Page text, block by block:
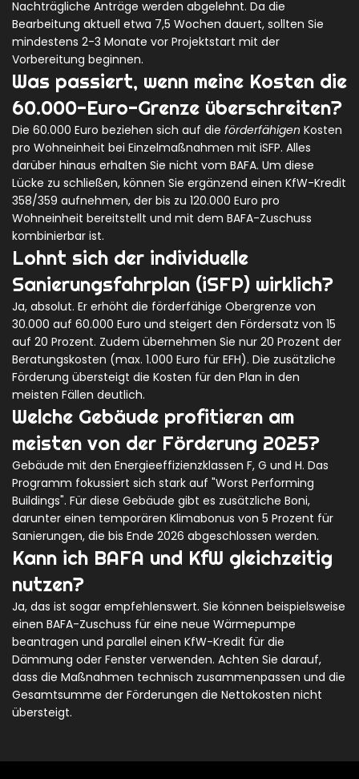
Nachträgliche Anträge werden abgelehnt. Da die
Bearbeitung aktuell etwa 7,5 Wochen dauert, sollten Sie
mindestens 2-3 Monate vor Projektstart mit der
Vorbereitung beginnen.
Was passiert, wenn meine Kosten die
60.000-Euro-Grenze überschreiten?
Die 60.000 Euro beziehen sich auf die förderfähigen Kosten
pro Wohneinheit bei Einzelmaßnahmen mit iSFP. Alles
darüber hinaus erhalten Sie nicht vom BAFA. Um diese
Lücke zu schließen, können Sie ergänzend einen KfW-Kredit
358/359 aufnehmen, der bis zu 120.000 Euro pro
Wohneinheit bereitstellt und mit dem BAFA-Zuschuss
kombinierbar ist.
Lohnt sich der individuelle
Sanierungsfahrplan (iSFP) wirklich?
Ja, absolut. Er erhöht die förderfähige Obergrenze von
30.000 auf 60.000 Euro und steigert den Fördersatz von 15
auf 20 Prozent. Zudem übernehmen Sie nur 20 Prozent der
Beratungskosten (max. 1.000 Euro für EFH). Die zusätzliche
Förderung übersteigt die Kosten für den Plan in den
meisten Fällen deutlich.
Welche Gebäude profitieren am
meisten von der Förderung 2025?
Gebäude mit den Energieeffizienzklassen F, G und H. Das
Programm fokussiert sich stark auf "Worst Performing
Buildings". Für diese Gebäude gibt es zusätzliche Boni,
darunter einen temporären Klimabonus von 5 Prozent für
Sanierungen, die bis Ende 2026 abgeschlossen werden.
Kann ich BAFA und KfW gleichzeitig
nutzen?
Ja, das ist sogar empfehlenswert. Sie können beispielsweise
einen BAFA-Zuschuss für eine neue Wärmepumpe
beantragen und parallel einen KfW-Kredit für die
Dämmung oder Fenster verwenden. Achten Sie darauf,
dass die Maßnahmen technisch zusammenpassen und die
Gesamtsumme der Förderungen die Nettokosten nicht
übersteigt.